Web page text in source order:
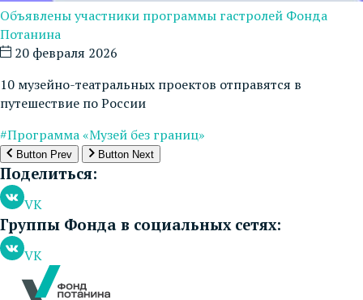
Объявлены участники программы гастролей Фонда
Потанина
20 февраля 2026
10 музейно-театральных проектов отправятся в
путешествие по России
#Программа «Музей без границ»
Button Prev Button Next
Поделиться:
VK
Группы Фонда в социальных сетях:
VK